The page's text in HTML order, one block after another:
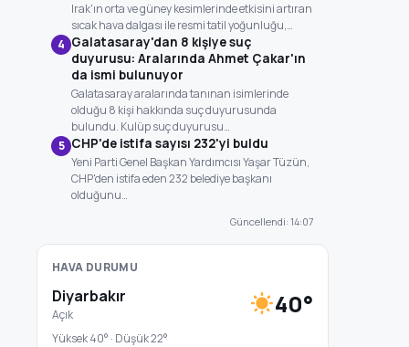
Irak'ın orta ve güney kesimlerinde etkisini artıran
sıcak hava dalgası ile resmi tatil yoğunluğu,…
4 Galatasaray'dan 8 kişiye suç
duyurusu: Aralarında Ahmet Çakar'ın
da ismi bulunuyor
Galatasaray aralarında tanınan isimlerinde
olduğu 8 kişi hakkında suç duyurusunda
bulundu. Kulüp suç duyurusu…
5 CHP'de istifa sayısı 232'yi buldu
Yeni Parti Genel Başkan Yardımcısı Yaşar Tüzün,
CHP'den istifa eden 232 belediye başkanı
olduğunu…
Güncellendi: 14:07
HAVA DURUMU
Diyarbakır
Açık 40°
Yüksek 40° · Düşük 22°